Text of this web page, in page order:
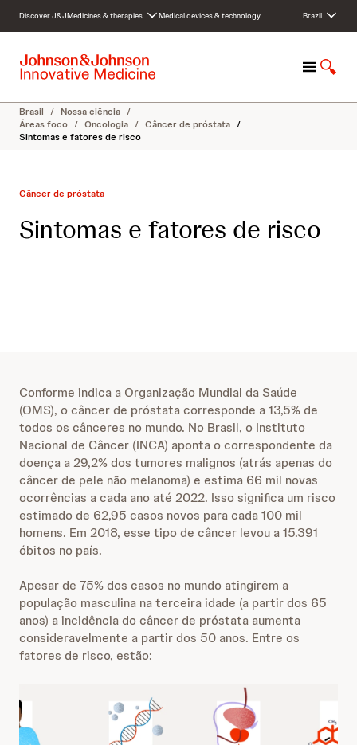
c
Discover J&JMedicines & therapies Medical devices & technology Brazil
M
n
S
o
Brasil / Nossa ciência /
Áreas foco / Oncologia / Câncer de próstata /
Sintomas e fatores de risco
Câncer de próstata
Sintomas e fatores de risco
Conforme indica a Organização Mundial da Saúde
(OMS), o câncer de próstata corresponde a 13,5% de
todos os cânceres no mundo. No Brasil, o Instituto
Nacional de Câncer (INCA) aponta o correspondente da
doença a 29,2% dos tumores malignos (atrás apenas do
câncer de pele não melanoma) e estima 66 mil novas
ocorrências a cada ano até 2022. Isso significa um risco
estimado de 62,95 casos novos para cada 100 mil
homens. Em 2018, esse tipo de câncer levou a 15.391
óbitos no país.
Apesar de 75% dos casos no mundo atingirem a
população masculina na terceira idade (a partir dos 65
anos) a incidência do câncer de próstata aumenta
consideravelmente a partir dos 50 anos. Entre os
fatores de risco, estão: